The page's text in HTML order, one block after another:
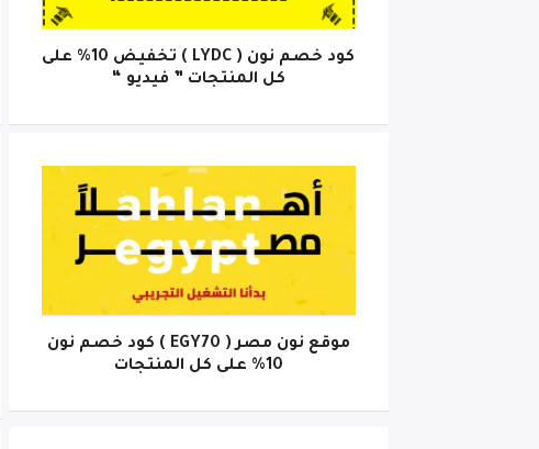
كود خصم نون ( LYDC ) تخفيض 10% على
كل المنتجات ” فيديو “
موقع نون مصر ( EGY70 ) كود خصم نون
10% على كل المنتجات